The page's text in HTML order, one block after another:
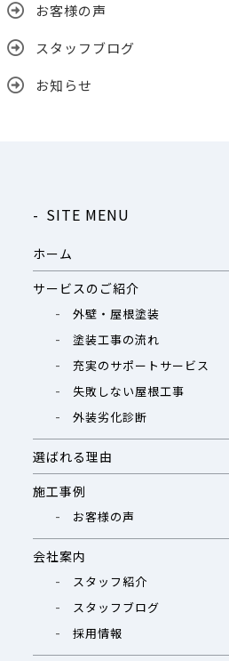
お客様の声
スタッフブログ
お知らせ
SITE MENU
ホーム
サービスのご紹介
外壁・屋根塗装
塗装工事の流れ
充実のサポートサービス
失敗しない屋根工事
外装劣化診断
選ばれる理由
施工事例
お客様の声
会社案内
スタッフ紹介
スタッフブログ
採用情報